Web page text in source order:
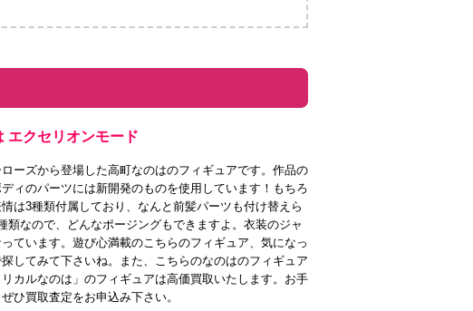
エクセリオンモード
ーズから登場した高町なのはのフィギュアです。作品の
ィのパーツには新開発のものを使用しています！もちろ
は3種類付属しており、なんと前髪パーツも付け替えら
類なので、どんなポージングもできますよ。衣装のジャ
ています。遊び心満載のこちらのフィギュア、気になっ
してみて下さいね。また、こちらのなのはのフィギュア
カルなのは」のフィギュアは高価買取いたします。お手
ひ買取査定をお申込み下さい。